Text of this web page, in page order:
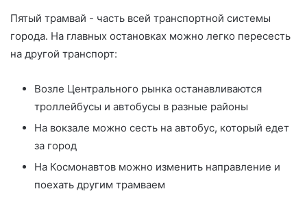
Пятый трамвай - часть всей транспортной системы
города. На главных остановках можно легко пересесть
на другой транспорт:
Возле Центрального рынка останавливаются
троллейбусы и автобусы в разные районы
На вокзале можно сесть на автобус, который едет
за город
На Космонавтов можно изменить направление и
поехать другим трамваем